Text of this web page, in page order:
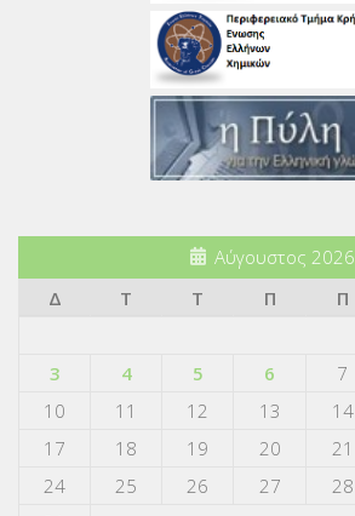
Αύγουστος 2026
Δ
Τ Τ Π Π
3
4 5 6 7
10
11 12 13 14
17
18 19 20 21
24
25 26 27 28